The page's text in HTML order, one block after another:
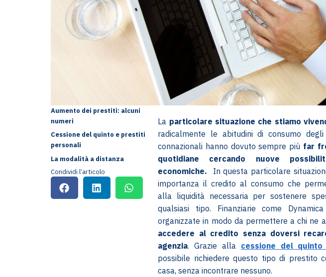
Aumento dei prestiti: alcuni
numeri
Cessione del quinto e prestiti
personali
La modalità a distanza
Condividi l’articolo
La particolare situazione che stiamo
radicalmente le abitudini di consumo
connazionali hanno dovuto sempre più far
quotidiane cercando nuove
economiche. In questa particolare
importanza il credito al consumo che
alla liquidità necessaria per sostenere
qualsiasi tipo. Finanziarie come
organizzate in modo da permettere a chi ne
accedere al credito senza doversi
agenzia. Grazie alla cessione del quinto
possibile richiedere questo tipo di prestito
casa, senza incontrare nessuno.